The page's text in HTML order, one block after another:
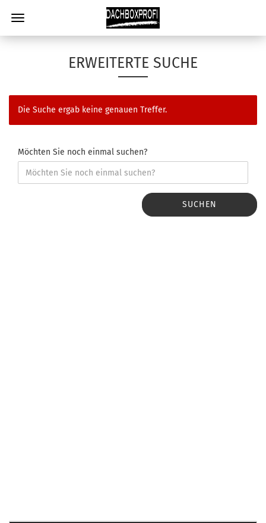
ERWEITERTE SUCHE
Die Suche ergab keine genauen Treffer.
Möchten Sie noch einmal suchen?
SUCHEN